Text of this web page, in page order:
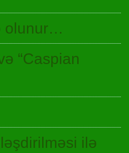
olunur…
“Caspian
ilə